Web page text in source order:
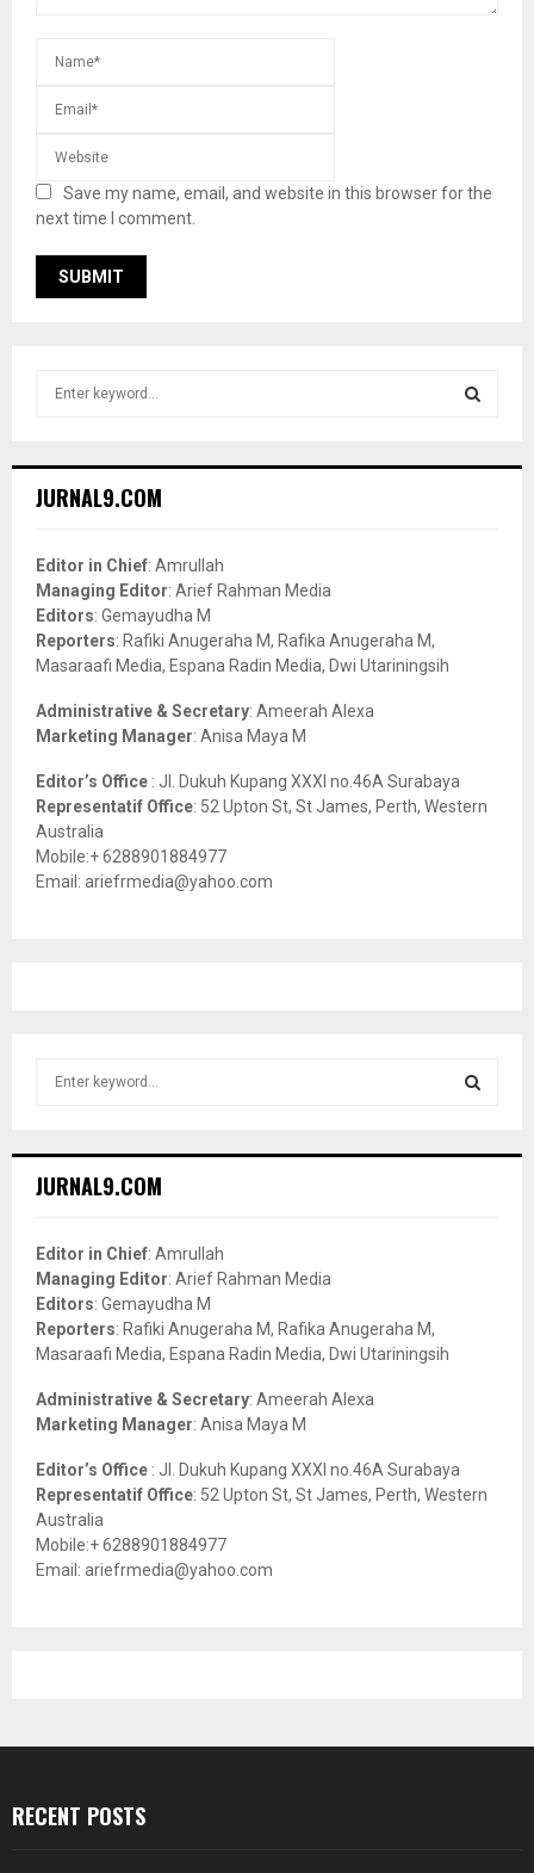
Save my name, email, and website in this browser for the
next time I comment.
h
o
r
:
JURNAL9.COM
Editor in Chief: Amrullah
Managing Editor: Arief Rahman Media
Editors: Gemayudha M
Reporters: Rafiki Anugeraha M, Rafika Anugeraha M,
Masaraafi Media, Espana Radin Media, Dwi Utariningsih
Administrative & Secretary: Ameerah Alexa
Marketing Manager: Anisa Maya M
Editor’s Office : Jl. Dukuh Kupang XXXI no.46A Surabaya
Representatif Office: 52 Upton St, St James, Perth, Western
Australia
Mobile:+ 6288901884977
Email: ariefrmedia@yahoo.com
h
o
r
:
JURNAL9.COM
Editor in Chief: Amrullah
Managing Editor: Arief Rahman Media
Editors: Gemayudha M
Reporters: Rafiki Anugeraha M, Rafika Anugeraha M,
Masaraafi Media, Espana Radin Media, Dwi Utariningsih
Administrative & Secretary: Ameerah Alexa
Marketing Manager: Anisa Maya M
Editor’s Office : Jl. Dukuh Kupang XXXI no.46A Surabaya
Representatif Office: 52 Upton St, St James, Perth, Western
Australia
Mobile:+ 6288901884977
Email: ariefrmedia@yahoo.com
RECENT POSTS